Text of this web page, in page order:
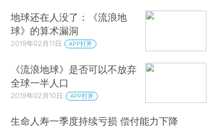
地球还在人没了：《流浪地
球》的算术漏洞
2019年02月11日 APP打开
《流浪地球》是否可以不放弃
全球一半人口
2019年02月10日 APP打开
生命人寿一季度持续亏损 偿付能力下降